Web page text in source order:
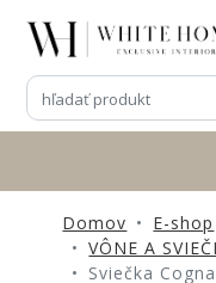
3D
NÁVRHY
NOVINKY
PRODUKTY
Domov
E-shop
VÔNE A
Sviečka